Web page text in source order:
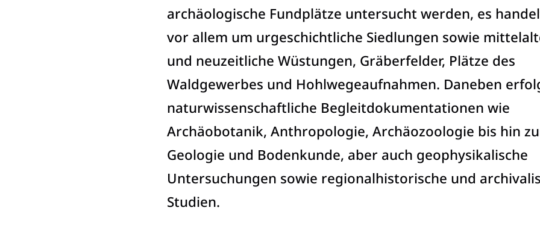
archäologische Fundplätze untersucht werden, es
vor allem um urgeschichtliche Siedlungen sowie
und neuzeitliche Wüstungen, Gräberfelder, Plätze des
Waldgewerbes und Hohlwegeaufnahmen. Daneben
naturwissenschaftliche Begleitdokumentationen wie
Archäobotanik, Anthropologie, Archäozoologie bis hin
Geologie und Bodenkunde, aber auch geophysikalische
Untersuchungen sowie regionalhistorische und
Studien.